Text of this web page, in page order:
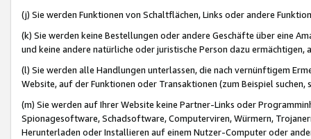
(j) Sie werden Funktionen von Schaltflächen, Links oder andere
(k) Sie werden keine Bestellungen oder andere Geschäfte über eine
und keine andere natürliche oder juristische Person dazu
(l) Sie werden alle Handlungen unterlassen, die nach vernünftigem
Website, auf der Funktionen oder Transaktionen (zum Beispiel
(m) Sie werden auf Ihrer Website keine Partner-Links oder
Spionagesoftware, Schadsoftware, Computerviren, Würmern,
Herunterladen oder Installieren auf einem Nutzer-Computer oder